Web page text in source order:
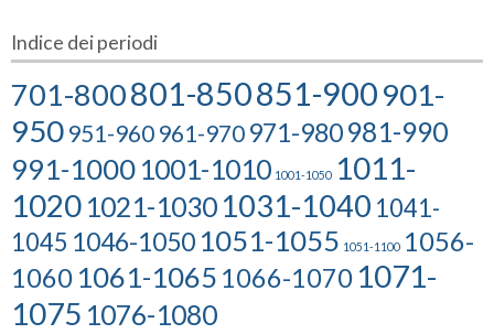
Indice dei periodi
701-800801-850851-900901-
950 951-960 961-970 971-980981-990
991-1000 1001-1010 1001-1050 1011-
1020 1021-1030 1031-1040 1041-
1045 1046-1050 1051-1055 1051-1100 1056-
1060 1061-1065 1066-1070 1071-
1075 1076-1080